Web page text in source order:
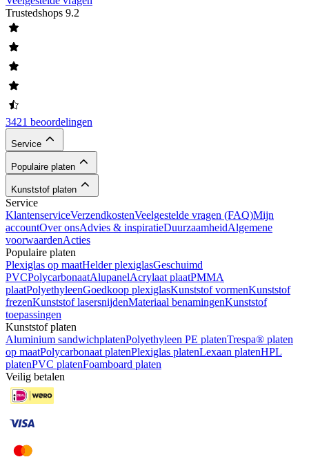
Trustedshops 9.2
3421 beoordelingen
Service
Populaire platen
Kunststof platen
Service
KlantenserviceVerzendkostenVeelgestelde vragen (FAQ)Mijn
accountOver onsAdvies & inspiratieDuurzaamheidAlgemene
voorwaardenActies
Populaire platen
Plexiglas op maatHelder plexiglasGeschuimd
PVCPolycarbonaatAlupanelAcrylaat plaatPMMA
plaatPolyethyleenGoedkoop plexiglasKunststof vormenKunststof
frezenKunststof lasersnijdenMateriaal benamingenKunststof
toepassingen
Kunststof platen
Aluminium sandwichplatenPolyethyleen PE platenTrespa® platen
op maatPolycarbonaat platenPlexiglas platenLexaan platenHPL
platenPVC platenFoamboard platen
Veilig betalen